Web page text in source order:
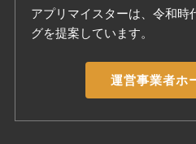
アプリマイスターは、令和時
グを提案しています。
運営事業者ホ